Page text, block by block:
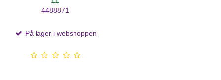
4488871
På lager i webshoppen